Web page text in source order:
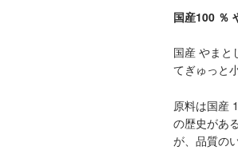
国産100 ％
国産 やまと
てぎゅっと
原料は国産
の歴史があ
が、品質の